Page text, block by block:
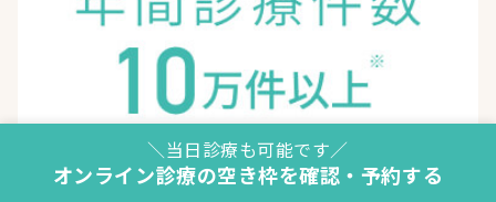
＼当日診療も可能です／
オンライン診療の空き枠を確認・予約する